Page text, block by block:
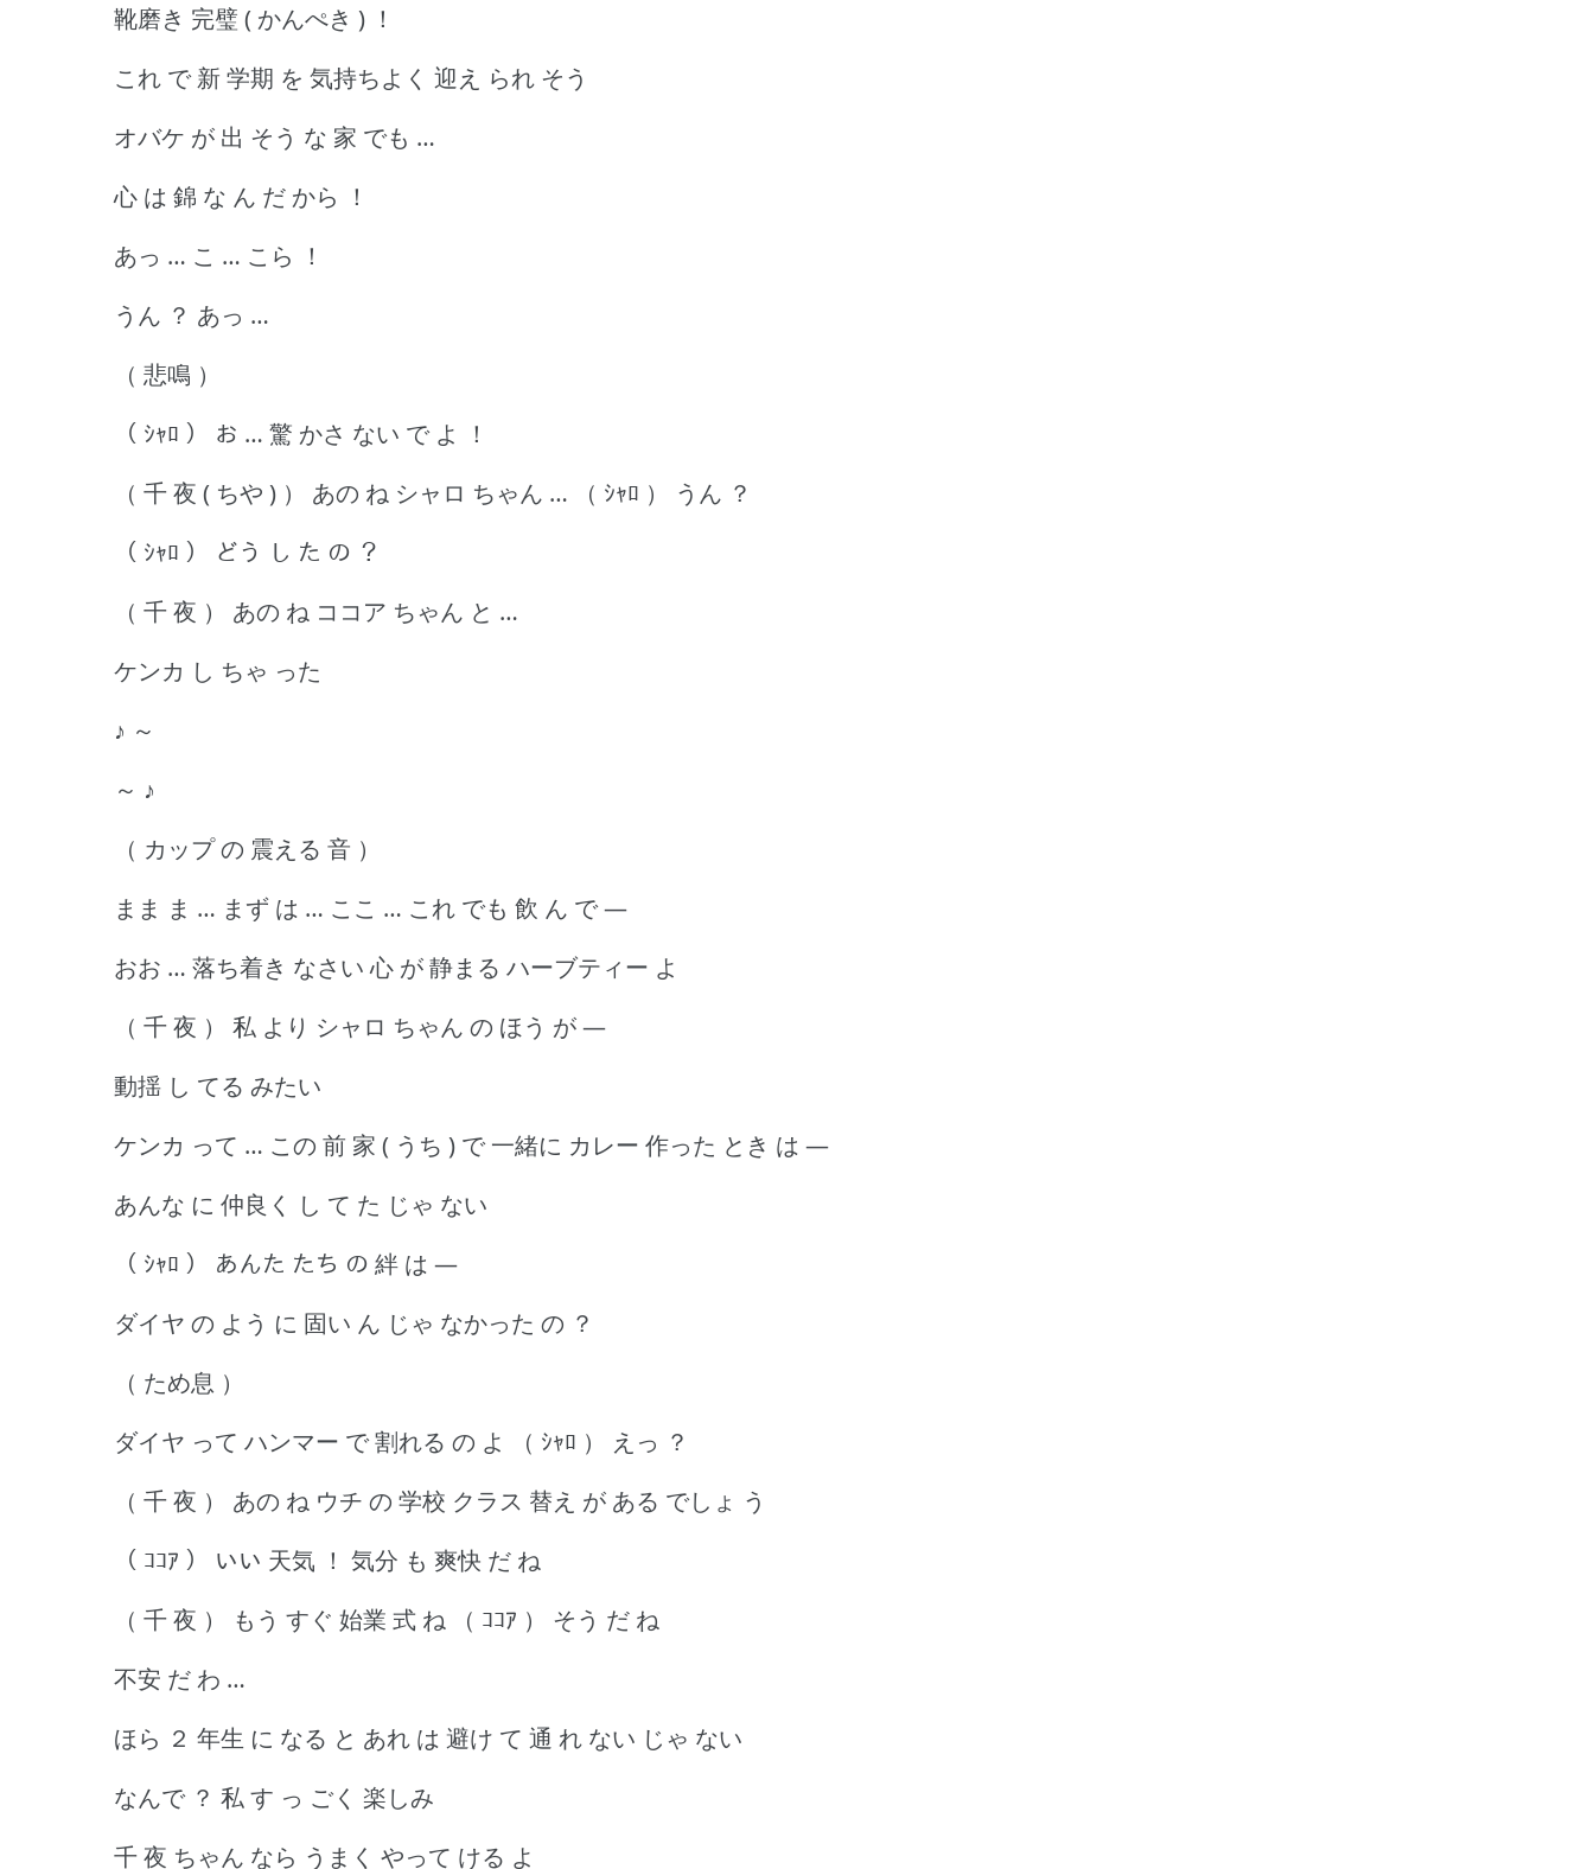
靴磨き 完璧 ( かんぺき ) ！
これ で 新 学期 を 気持ちよく 迎え られ そう
オバケ が 出 そう な 家 でも …
心 は 錦 な ん だ から ！
あっ … こ … こら ！
うん ？ あっ …
（ 悲鳴 ）
（ ｼｬﾛ ） お … 驚 かさ ない で よ ！
（ 千 夜 ( ちや ) ） あの ね シャロ ちゃん … （ ｼｬﾛ ） うん ？
（ ｼｬﾛ ） どう し た の ？
（ 千 夜 ） あの ね ココア ちゃん と …
ケンカ し ちゃ った
♪ ～
～ ♪
（ カップ の 震える 音 ）
まま ま … まず は … ここ … これ でも 飲 ん で ―
おお … 落ち着き なさい 心 が 静まる ハーブティー よ
（ 千 夜 ） 私 より シャロ ちゃん の ほう が ―
動揺 し てる みたい
ケンカ って … この 前 家 ( うち ) で 一緒に カレー 作った とき は ―
あんな に 仲良く し て た じゃ ない
（ ｼｬﾛ ） あんた たち の 絆 は ―
ダイヤ の よう に 固い ん じゃ なかった の ？
（ ため息 ）
ダイヤ って ハンマー で 割れる の よ （ ｼｬﾛ ） えっ ？
（ 千 夜 ） あの ね ウチ の 学校 クラス 替え が ある でしょ う
（ ｺｺｱ ） いい 天気 ！ 気分 も 爽快 だ ね
（ 千 夜 ） もう すぐ 始業 式 ね （ ｺｺｱ ） そう だ ね
不安 だ わ …
ほら ２ 年生 に なる と あれ は 避け て 通 れ ない じゃ ない
なんで ？ 私 す っ ごく 楽しみ
千 夜 ちゃん なら うまく やって ける よ